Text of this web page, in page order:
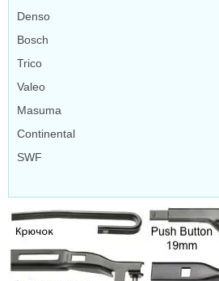
Denso
Bosch
Trico
Valeo
Masuma
Continental
SWF